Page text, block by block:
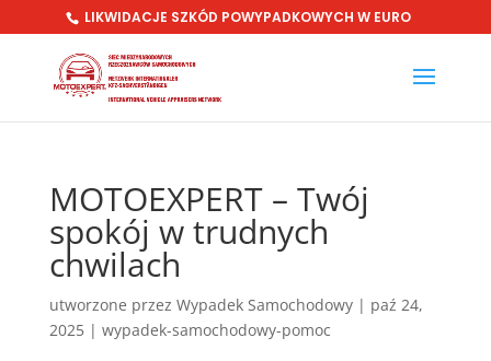
LIKWIDACJE SZKÓD POWYPADKOWYCH W EURO
MOTOEXPERT – Twój
spokój w trudnych
chwilach
utworzone przez Wypadek Samochodowy| paź 24,
2025| wypadek-samochodowy-pomoc